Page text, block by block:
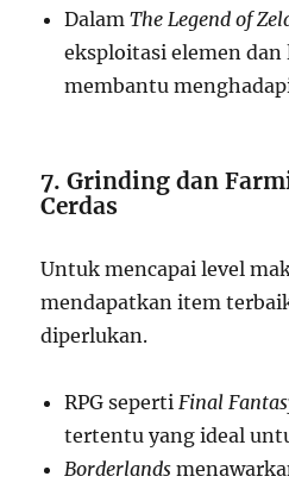
DalamThe Legend of
eksploitasi elemen
membantu
7. Grinding dan
Cerdas
Untuk mencapai level
mendapatkan item
diperlukan.
RPG sepertiFinal
tertentu yang ideal
Borderlands